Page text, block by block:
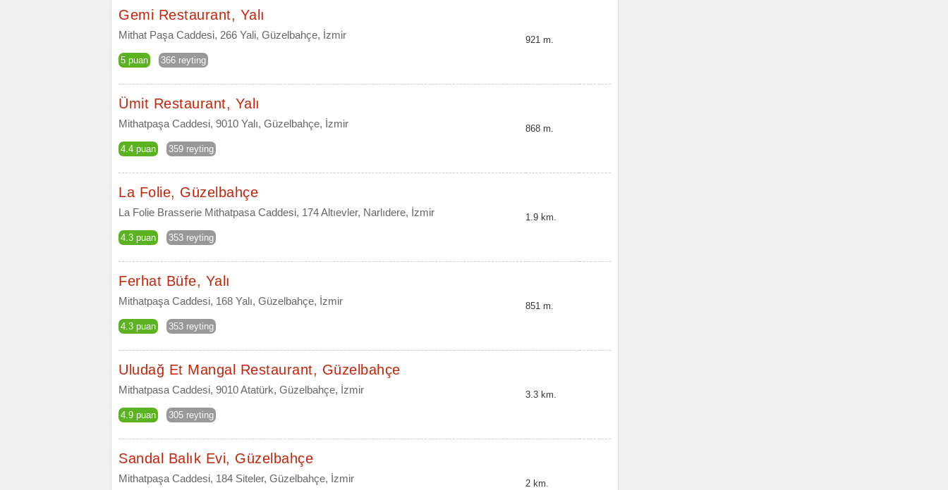
Gemi Restaurant, Yalı
Mithat Paşa Caddesi, 266 Yali, Güzelbahçe, İzmir
5 puan 366 reyting
921 m.
Ümit Restaurant, Yalı
Mithatpaşa Caddesi, 9010 Yalı, Güzelbahçe, İzmir
4.4 puan 359 reyting
868 m.
La Folie, Güzelbahçe
La Folie Brasserie Mithatpasa Caddesi, 174 Altıevler, Narlıdere, İzmir
4.3 puan 353 reyting
1.9 km.
Ferhat Büfe, Yalı
Mithatpaşa Caddesi, 168 Yalı, Güzelbahçe, İzmir
4.3 puan 353 reyting
851 m.
Uludağ Et Mangal Restaurant, Güzelbahçe
Mithatpasa Caddesi, 9010 Atatürk, Güzelbahçe, İzmir
4.9 puan 305 reyting
3.3 km.
Sandal Balık Evi, Güzelbahçe
Mithatpaşa Caddesi, 184 Siteler, Güzelbahçe, İzmir 2 km.